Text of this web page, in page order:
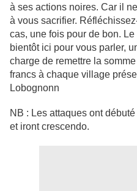
à ses actions noires. Car il
à vous sacrifier.
cas, une fois pour de bon.
bientôt ici pour vous parler,
charge de remettre la
francs à chaque village
Lobognonn
NB : Les attaques ont
et iront crescendo.